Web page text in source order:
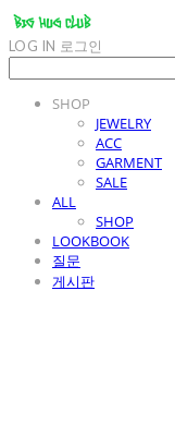
LOG IN 로그인
SHOP
JEWELRY
ACC
GARMENT
SALE
ALL
SHOP
LOOKBOOK
질문
게시판